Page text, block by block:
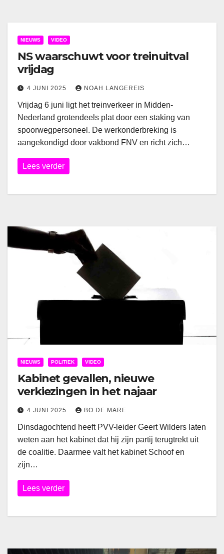
NIEUWS VIDEO
NS waarschuwt voor treinuitval
vrijdag
4 JUNI 2025 NOAH LANGEREIS
Vrijdag 6 juni ligt het treinverkeer in Midden-
Nederland grotendeels plat door een staking van
spoorwegpersoneel. De werkonderbreking is
aangekondigd door vakbond FNV en richt zich…
Lees verder
NIEUWS POLITIEK VIDEO
Kabinet gevallen, nieuwe
verkiezingen in het najaar
4 JUNI 2025 BO DE MARE
Dinsdagochtend heeft PVV-leider Geert Wilders laten
weten aan het kabinet dat hij zijn partij terugtrekt uit
de coalitie. Daarmee valt het kabinet Schoof en
zijn…
Lees verder